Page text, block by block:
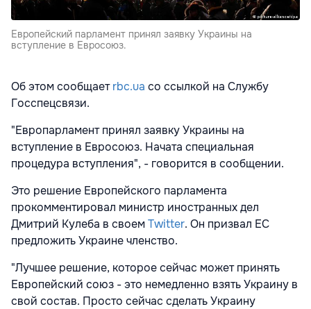
Европейский парламент принял заявку Украины на
вступление в Евросоюз.
Об этом сообщаетrbc.ua со ссылкой на Службу
Госспецсвязи.
"Европарламент принял заявку Украины на
вступление в Евросоюз. Начата специальная
процедура вступления", - говорится в сообщении.
Это решение Европейского парламента
прокомментировал министр иностранных дел
Дмитрий Кулеба в своемTwitter. Он призвал ЕС
предложить Украине членство.
"Лучшее решение, которое сейчас может принять
Европейский союз - это немедленно взять Украину в
свой состав. Просто сейчас сделать Украину